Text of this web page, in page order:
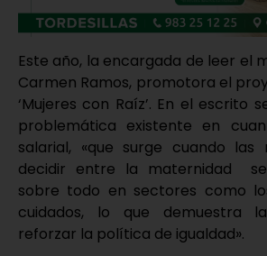
Este año, la encargada de leer el
Carmen Ramos, promotora el
‘Mujeres con Raíz’. En el escrito
problemática existente en
salarial, «que surge cuando las
decidir entre la maternidad
sobre todo en sectores como
cuidados, lo que demuestra
reforzar la política de igualdad».